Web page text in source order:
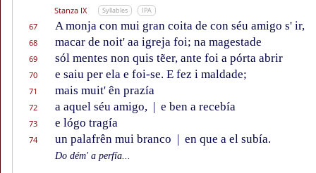
Stanza IX Syllables IPA
67 A monja con mui gran coita de con séu amigo s' ir,
68 macar de noit' aa igreja foi; na magestade
69 sól mentes non quis tẽer, ante foi a pórta abrir
70 e saiu per ela e foi-se. E fez i maldade;
71 mais muit' ên prazía
72 a aquel séu amigo, | e ben a recebía
73 e lógo tragía
74 un palafrên mui branco | en que a el subía.
Do dém' a perfía...